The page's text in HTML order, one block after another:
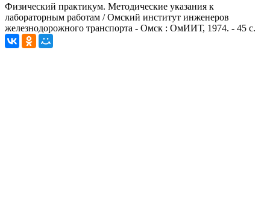
Физический практикум. Методические указания к
лабораторным работам / Омский институт инженеров
железнодорожного транспорта - Омск : ОмИИТ, 1974. - 45 с.